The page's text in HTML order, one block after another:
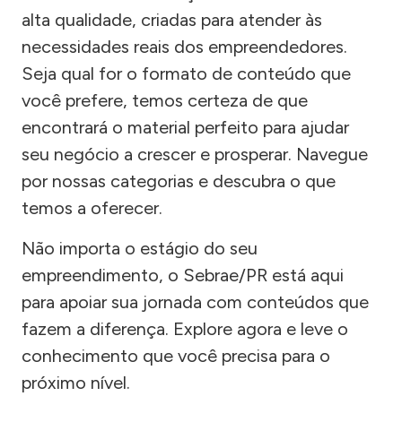
alta qualidade, criadas para atender às
necessidades reais dos empreendedores.
Seja qual for o formato de conteúdo que
você prefere, temos certeza de que
encontrará o material perfeito para ajudar
seu negócio a crescer e prosperar. Navegue
por nossas categorias e descubra o que
temos a oferecer.
Não importa o estágio do seu
empreendimento, o Sebrae/PR está aqui
para apoiar sua jornada com conteúdos que
fazem a diferença. Explore agora e leve o
conhecimento que você precisa para o
próximo nível.